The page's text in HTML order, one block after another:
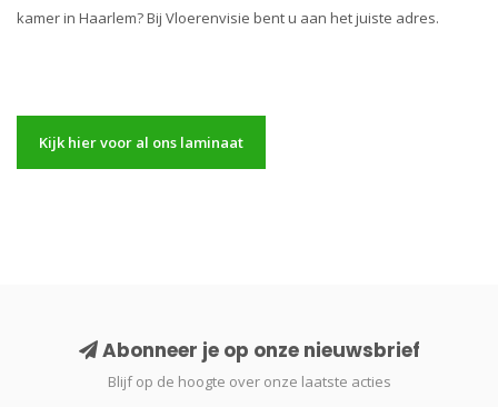
kamer in Haarlem? Bij Vloerenvisie bent u aan het juiste adres.
Kijk hier voor al ons laminaat
Abonneer je op onze nieuwsbrief
Blijf op de hoogte over onze laatste acties